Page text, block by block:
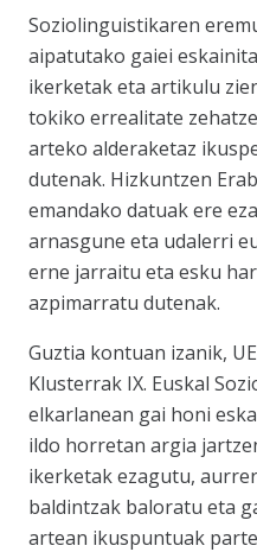
Soziolinguistikaren
aipatutako gaiei
ikerketak eta artikulu
tokiko errealitate
arteko alderaketaz
dutenak. Hizkuntzen
emandako datuak ere
arnasgune eta udalerri
erne jarraitu eta esku
azpimarratu dutenak.
Guztia kontuan izanik,
Klusterrak IX. Euskal
elkarlanean gai honi
ildo horretan argia
ikerketak ezagutu,
baldintzak baloratu eta
artean ikuspuntuak